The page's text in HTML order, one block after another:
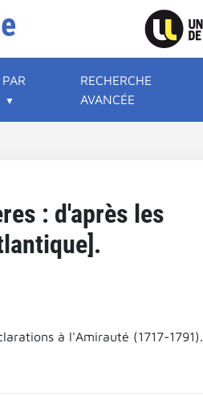
RECHERCHE
AVANCÉE
: d'après les
à l'Amirauté (1717-1791).